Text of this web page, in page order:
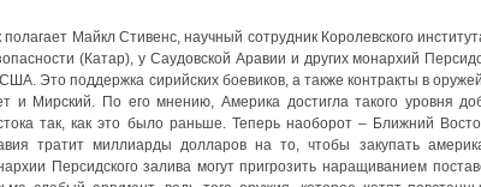
полагает Майкл Стивенс, научный сотрудник Королевского
(Катар), у Саудовской Аравии и других монархий
Это поддержка сирийских боевиков, а также контракты в
и Мирский. По его мнению, Америка достигла такого уровня
так, как это было раньше. Теперь наоборот – Ближний
тратит миллиарды долларов на то, чтобы закупать
Персидского залива могут пригрозить наращиванием